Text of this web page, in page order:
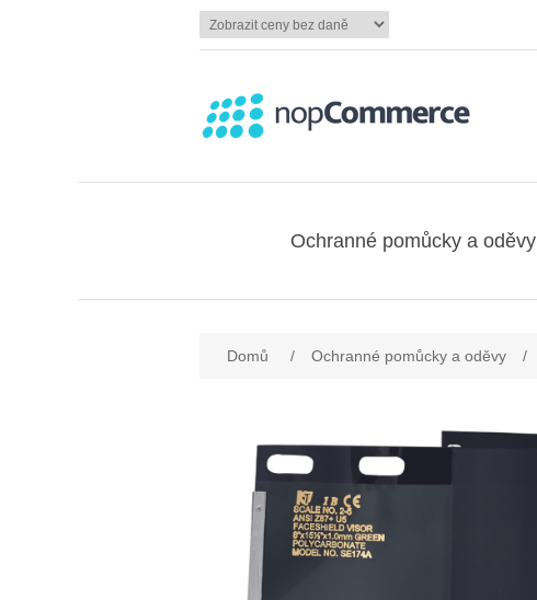
Ochranné pomůcky a oděvy
Domů / Ochranné pomůcky a oděvy /